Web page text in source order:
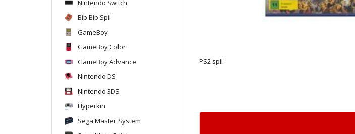
Nintendo Switch
Bip Bip Spil
GameBoy
GameBoy Color
GameBoy Advance
Nintendo DS
Nintendo 3DS
Hyperkin
Sega Master System
PS2 spil